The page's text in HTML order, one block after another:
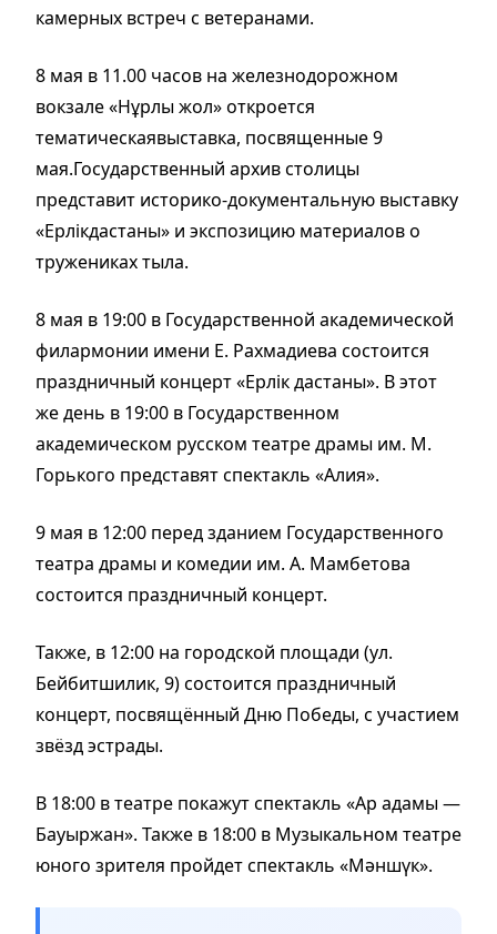
камерных встреч с ветеранами.
8 мая в 11.00 часов на железнодорожном
вокзале «Нұрлы жол» откроется
тематическаявыставка, посвященные 9
мая.Государственный архив столицы
представит историко-документальную выставку
«Ерлікдастаны» и экспозицию материалов о
тружениках тыла.
8 мая в 19:00 в Государственной академической
филармонии имени Е. Рахмадиева состоится
праздничный концерт «Ерлік дастаны». В этот
же день в 19:00 в Государственном
академическом русском театре драмы им. М.
Горького представят спектакль «Алия».
9 мая в 12:00 перед зданием Государственного
театра драмы и комедии им. А. Мамбетова
состоится праздничный концерт.
Также, в 12:00 на городской площади (ул.
Бейбитшилик, 9) состоится праздничный
концерт, посвящённый Дню Победы, с участием
звёзд эстрады.
В 18:00 в театре покажут спектакль «Ар адамы —
Бауыржан». Также в 18:00 в Музыкальном театре
юного зрителя пройдет спектакль «Мәншүк».